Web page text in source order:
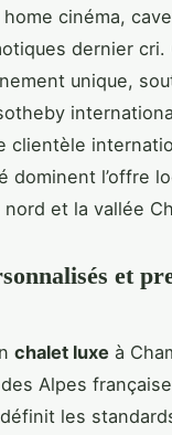
cinéma,
dernier cri.
unique,
clientèle
dominent l’offre
et la vallée
et
chalet luxe à
des Alpes
les